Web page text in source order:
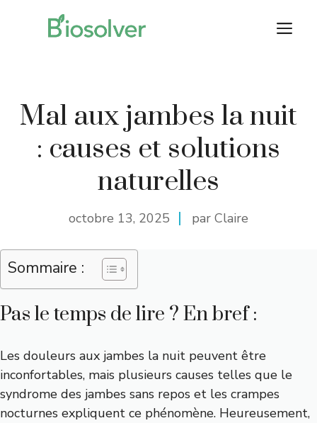
Mal aux jambes la nuit
: causes et solutions
naturelles
octobre 13, 2025 par Claire
Sommaire :
Pas le temps de lire ? En bref :
Les douleurs aux jambes la nuit peuvent être
inconfortables, mais plusieurs causes telles que le
syndrome des jambes sans repos et les crampes
nocturnes expliquent ce phénomène. Heureusement,